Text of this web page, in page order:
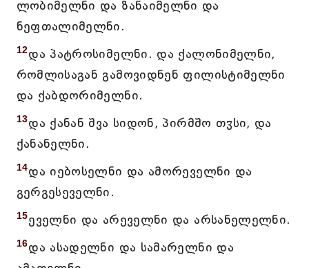
ლობიმელნი და ზანაიმელნი და
ნეფთალიმელნი.
12და პატროსიმელნი. და ქალონიმელნი,
რომლისაგან გამოვიდნენ ფილისტიმელნი
და ქაბდორიმელნი.
13და ქანან შვა სიდონ, პირმშო თჳსი, და
ქანანელნი.
14და იებოსელნი და ამორეველნი და
გერგესეველნი.
15ეველნი და არეველნი და არსანელელნი.
16და ასადელნი და სამარელნი და